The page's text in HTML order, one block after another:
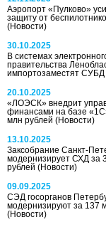
Аэропорт «Пулково»
защиту от
(Новости)
30.10.2025
В системах
правительства
импортозаместят СУБД
20.10.2025
«ЛОЭСК» внедрит
финансами на базе
млн рублей (Новости)
13.10.2025
Заксобрание Санкт-
модернизирует СХД за
рублей (Новости)
09.09.2025
СЭД госорганов
модернизируют за 137
(Новости)